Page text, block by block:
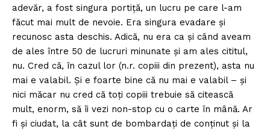
adevăr, a fost singura portiţă, un lucru pe care l-am
făcut mai mult de nevoie. Era singura evadare și
recunosc asta deschis. Adică, nu era ca şi când aveam
de ales între 50 de lucruri minunate și am ales cititul,
nu. Cred că, în cazul lor (n.r. copiii din prezent), asta nu
mai e valabil. Și e foarte bine că nu mai e valabil – și
nici măcar nu cred că toți copiii trebuie să citească
mult, enorm, să îi vezi non-stop cu o carte în mână. Ar
fi și ciudat, la cât sunt de bombardați de conținut și la